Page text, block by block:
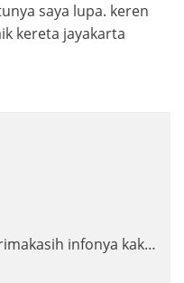
saya lupa. keren
kereta jayakarta
infonya kak…